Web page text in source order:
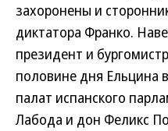
захоронены и
диктатора Франко.
президент и
половине дня Ельцина
палат испанского
Лабода и дон Феликс